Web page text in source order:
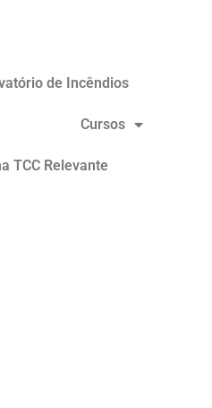
de Incêndios
Cursos
TCC Relevante